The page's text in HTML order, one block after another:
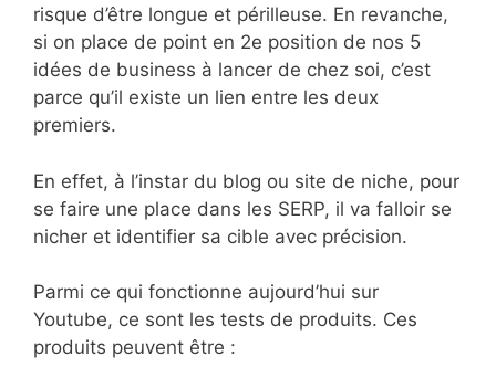
risque d’être longue et périlleuse. En revanche,
si on place de point en 2e position de nos 5
idées de business à lancer de chez soi, c’est
parce qu’il existe un lien entre les deux
premiers.
En effet, à l’instar du blog ou site de niche, pour
se faire une place dans les SERP, il va falloir se
nicher et identifier sa cible avec précision.
Parmi ce qui fonctionne aujourd’hui sur
Youtube, ce sont les tests de produits. Ces
produits peuvent être :